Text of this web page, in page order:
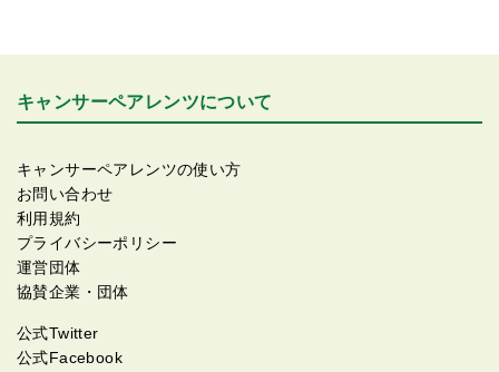
は、どうしたらいいの？！と、もんもんと過ごしまし
た。 その当時、CPがあったら！ きっと心強かっただ
験して。 今は、有り難いことに、何気ない日常生活を
送ることが出来ていて。 時々、ささいなことで悩んだ
りしてるけど、それでもふとした時に、自分にとって
何が一番大事なのか、思い出したりする。 うまくいえ
ないけど、生かされていることへの感謝、周りの人た
ちへの感謝しかないかな。 抗ガン剤治療中、テンショ
てました。 晦日の今日、それを思い出し。 大好きな怒
髪天というバンドの一曲をご紹介★ 怒髪天「歩きつづ
キャンサーペアレンツについて
キャンサーペアレンツの使い方
お問い合わせ
利用規約
プライバシーポリシー
運営団体
協賛企業・団体
公式Twitter
公式Facebook